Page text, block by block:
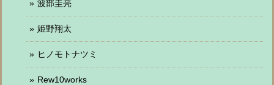
波部圭亮
姫野翔太
ヒノモトナツミ
Rew10works